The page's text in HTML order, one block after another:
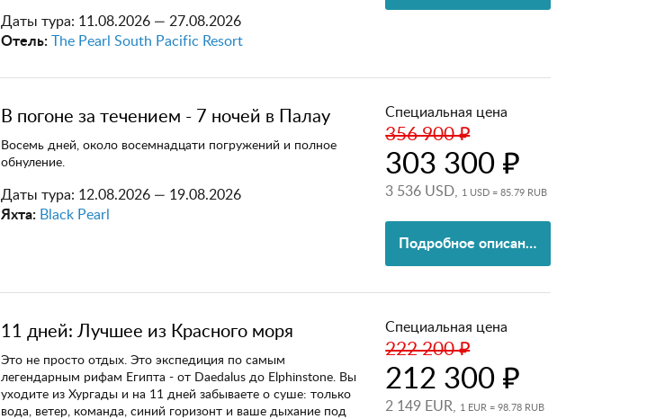
Даты тура: 11.08.2026 — 27.08.2026
Отель:
The Pearl South Pacific Resort
В погоне за течением - 7 ночей в Палау
Восемь дней, около восемнадцати погружений и полное
обнуление.
Даты тура: 12.08.2026 — 19.08.2026
Яхта: Black Pearl
Специальная цена
356 900 ₽
303 300 ₽
3 536 USD, 1 USD = 85.79 RUB
Подробное описание
11 дней: Лучшее из Красного моря
Это не просто отдых. Это экспедиция по самым
легендарным рифам Египта - от Daedalus до Elphinstone. Вы
уходите из Хургады и на 11 дней забываете о суше: только
вода, ветер, команда, синий горизонт и ваше дыхание под
Специальная цена
222 200 ₽
212 300 ₽
2 149 EUR, 1 EUR = 98.78 RUB